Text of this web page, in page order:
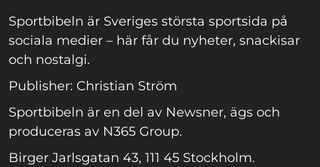
Sportbibeln är Sveriges största sportsida på
sociala medier – här får du nyheter, snackisar
och nostalgi.
Publisher: Christian Ström
Sportbibeln är en del av Newsner, ägs och
produceras av N365 Group.
Birger Jarlsgatan 43, 111 45 Stockholm.